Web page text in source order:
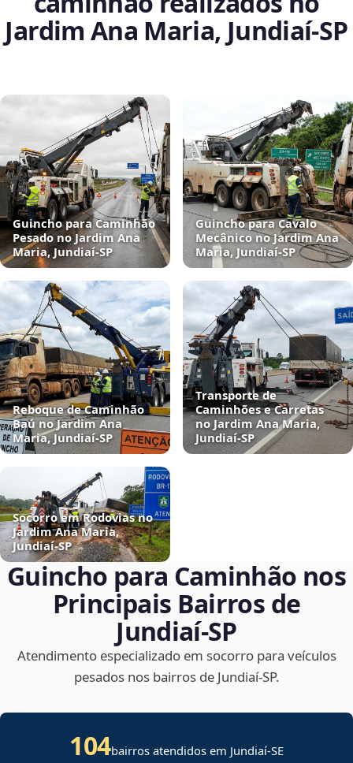
Jardim Ana Maria, Jundiaí‑SP
Guincho para Caminhão
Pesado no Jardim Ana
Maria, Jundiaí‑SP
Guincho para Cavalo
Mecânico no Jardim Ana
Maria, Jundiaí‑SP
Reboque de Caminhão
Baú no Jardim Ana
Maria, Jundiaí‑SP
Transporte de
Caminhões e Carretas
no Jardim Ana Maria,
Jundiaí‑SP
Socorro em Rodovias no
Jardim Ana Maria,
Jundiaí‑SP
Guincho para Caminhão nos
Principais Bairros de
Jundiaí‑SP
Atendimento especializado em socorro para veículos
pesados nos bairros de Jundiaí‑SP.
104bairros atendidos em Jundiaí-SE